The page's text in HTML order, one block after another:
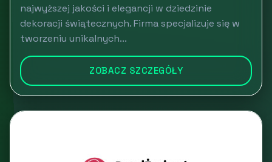
najwyższej jakości i elegancji w dziedzinie
dekoracji świątecznych. Firma specjalizuje się w
tworzeniu unikalnych...
ZOBACZ SZCZEGÓŁY